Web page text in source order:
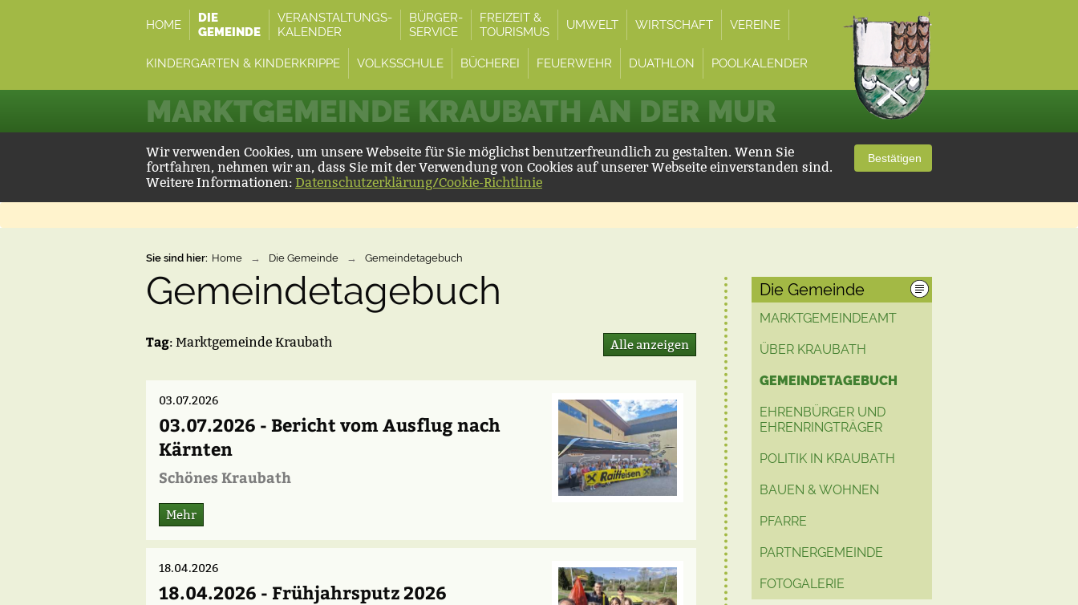
HOME
DIE
GEMEINDE
VERANSTALTUNGS-
KALENDER
BÜRGER-
SERVICE
FREIZEIT &
TOURISMUS
UMWELT WIRTSCHAFT VEREINE
KINDERGARTEN & KINDERKRIPPE VOLKSSCHULE BÜCHEREI FEUERWEHR DUATHLON POOLKALENDER
MARKTGEMEINDE KRAUBATH AN DER MUR
Wir verwenden Cookies, um unsere Webseite für Sie möglichst benutzerfreundlich zu gestalten. Wenn Sie
fortfahren, nehmen wir an, dass Sie mit der Verwendung von Cookies auf unserer Webseite einverstanden sind.
Weitere Informationen: Datenschutzerklärung/Cookie-Richtlinie
Bestätigen
Sie sind hier: Home → Die Gemeinde → Gemeindetagebuch
Gemeindetagebuch
Tag: Marktgemeinde Kraubath Alle anzeigen
03.07.2026
03.07.2026 - Bericht vom Ausflug nach
Kärnten
Schönes Kraubath
Mehr
18.04.2026
18.04.2026 - Frühjahrsputz 2026
Die Gemeinde
MARKTGEMEINDEAMT
ÜBER KRAUBATH
GEMEINDETAGEBUCH
EHRENBÜRGER UND
EHRENRINGTRÄGER
POLITIK IN KRAUBATH
BAUEN & WOHNEN
PFARRE
PARTNERGEMEINDE
FOTOGALERIE